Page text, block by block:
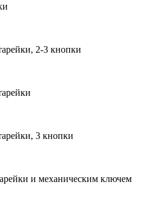
2-3 кнопки
3 кнопки
и механическим ключем